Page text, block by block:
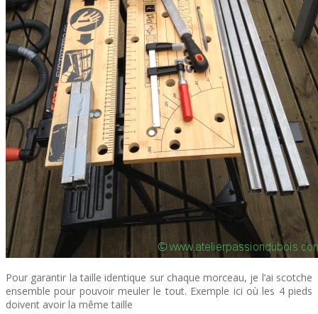
Pour garantir la taille identique sur chaque morceau, je l’ai scotche
ensemble pour pouvoir meuler le tout. Exemple ici où les 4 pieds
doivent avoir la même taille